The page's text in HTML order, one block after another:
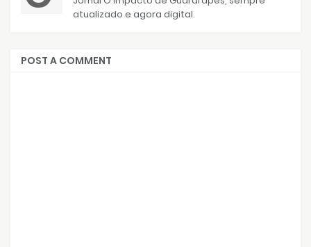
atualizado e agora digital.
POST A COMMENT